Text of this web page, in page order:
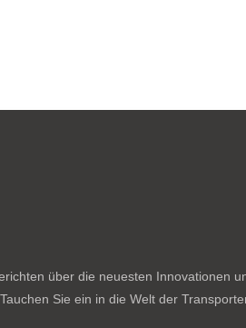
über die neuesten Innovationen
Sie ein in die Welt der